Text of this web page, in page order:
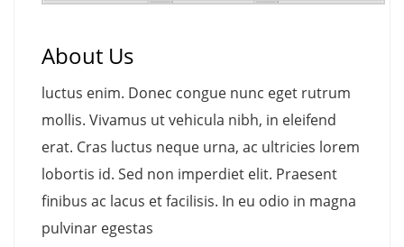
About Us
luctus enim. Donec congue nunc eget rutrum
mollis. Vivamus ut vehicula nibh, in eleifend
erat. Cras luctus neque urna, ac ultricies lorem
lobortis id. Sed non imperdiet elit. Praesent
finibus ac lacus et facilisis. In eu odio in magna
pulvinar egestas